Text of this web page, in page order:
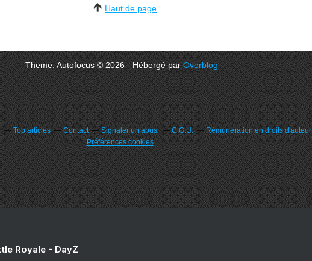
Haut de page
Theme: Autofocus © 2026 - Hébergé parOverblog
Top articles Contact Signaler un abus C.G.U. Rémunération en droits d'auteur
Préférences cookies
Royale - DayZ